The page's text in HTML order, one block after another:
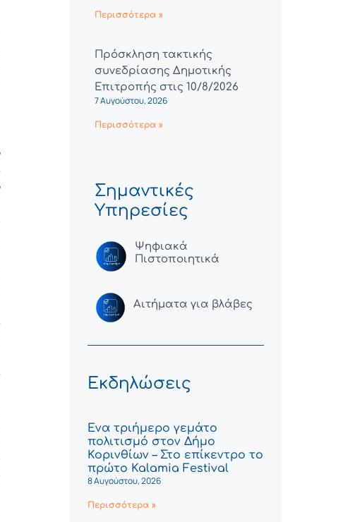
Περισσότερα »
Πρόσκληση τακτικής
συνεδρίασης Δημοτικής
Επιτροπής στις 10/8/2026
7 Αυγούστου, 2026
Περισσότερα »
Σημαντικές
Υπηρεσίες
Ψηφιακά
Πιστοποιητικά
Αιτήματα για βλάβες
Εκδηλώσεις
Ένα τριήμερο γεμάτο
πολιτισμό στον Δήμο
Κορινθίων – Στο επίκεντρο το
πρώτο Kalamia Festival
8 Αυγούστου, 2026
Περισσότερα »